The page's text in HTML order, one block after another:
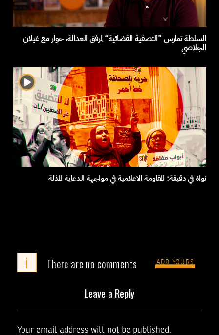
السلطة تمارس ”التصفية القضائية“ لمرفق العدالة، حوار مع غيلان
الجلاصي
نواة في دقيقة: المقاومة الاعلامية في مواجهة الدعاية المذلة
i There are no comments ADD YOURS
Leave a Reply
Your email address will not be published.